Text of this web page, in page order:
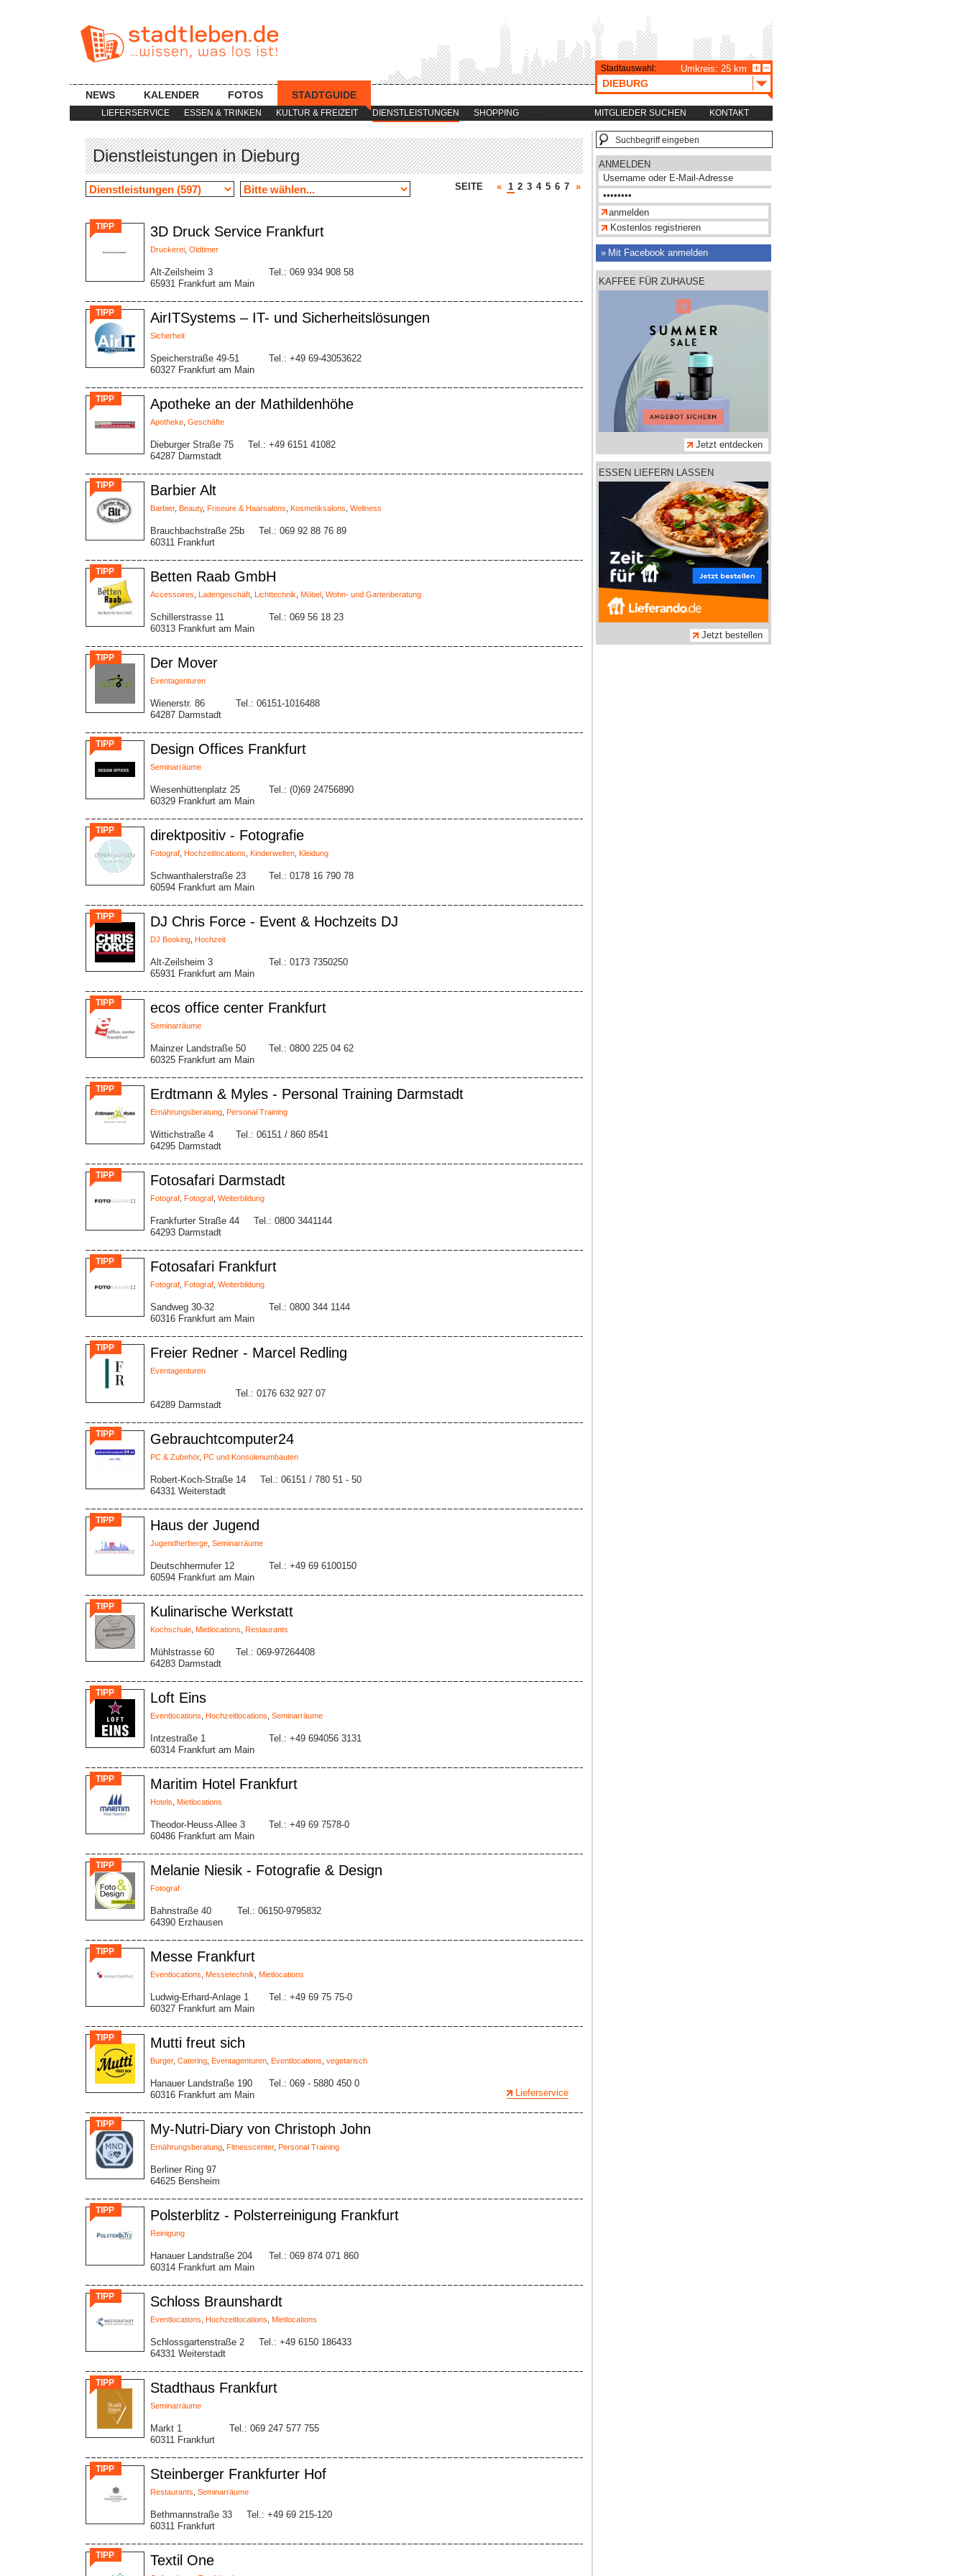
LIEFERSERVICE ESSEN & TRINKEN KULTUR & FREIZEIT DIENSTLEISTUNGEN SHOPPING MITGLIEDER SUCHEN KONTAKT
NEWS KALENDER FOTOS STADTGUIDE
Stadtauswahl: Umkreis: 25 km
DIEBURG
Dienstleistungen in Dieburg
SEITE « 1 2 3 4 5 6 7 »
TIPP 3D Druck Service Frankfurt
Druckerei Oldtimer
Alt-Zeilsheim 3
65931 Frankfurt am Main
Tel.: 069 934 908 58
TIPP AirITSystems – IT- und Sicherheitslösungen
Sicherheit
Speicherstraße 49-51
60327 Frankfurt am Main
Tel.: +49 69-43053622
TIPP Apotheke an der Mathildenhöhe
Apotheke Geschäfte
Dieburger Straße 75
64287 Darmstadt
Tel.: +49 6151 41082
TIPP Barbier Alt
Barbier, Beauty, Friseure & Haarsalons Kosmetiksalons Wellness
Brauchbachstraße 25b
60311 Frankfurt
Tel.: 069 92 88 76 89
TIPP Betten Raab GmbH
Accessoires Ladengeschäft Lichttechnik Möbel Wohn- und Gartenberatung
Schillerstrasse 11
60313 Frankfurt am Main
Tel.: 069 56 18 23
TIPP Der Mover
Eventagenturen
Wienerstr. 86
64287 Darmstadt
Tel.: 06151-1016488
TIPP Design Offices Frankfurt
Seminarräume
Wiesenhüttenplatz 25
60329 Frankfurt am Main
Tel.: (0)69 24756890
TIPP direktpositiv - Fotografie
Fotograf Hochzeitlocations Kinderwelten Kleidung
Schwanthalerstraße 23
60594 Frankfurt am Main
Tel.: 0178 16 790 78
TIPP DJ Chris Force - Event & Hochzeits DJ
DJ Booking Hochzeit
Alt-Zeilsheim 3
65931 Frankfurt am Main
Tel.: 0173 7350250
TIPP ecos office center Frankfurt
Seminarräume
Mainzer Landstraße 50
60325 Frankfurt am Main
Tel.: 0800 225 04 62
TIPP Erdtmann & Myles - Personal Training Darmstadt
Ernährungsberatung Personal Training
Wittichstraße 4
64295 Darmstadt
Tel.: 06151 / 860 8541
TIPP Fotosafari Darmstadt
Fotograf Fotograf Weiterbildung
Frankfurter Straße 44
64293 Darmstadt
Tel.: 0800 3441144
TIPP Fotosafari Frankfurt
Fotograf Fotograf Weiterbildung
Sandweg 30-32
60316 Frankfurt am Main
Tel.: 0800 344 1144
TIPP Freier Redner - Marcel Redling
Eventagenturen
64289 Darmstadt
Tel.: 0176 632 927 07
TIPP Gebrauchtcomputer24
PC & Zubehör, PC und Konsolenumbauten
Robert-Koch-Straße 14
64331 Weiterstadt
Tel.: 06151 / 780 51 - 50
TIPP Haus der Jugend
Jugendherberge Seminarräume
Deutschherrnufer 12
60594 Frankfurt am Main
Tel.: +49 69 6100150
TIPP Kulinarische Werkstatt
Kochschule Mietlocations Restaurants
Mühlstrasse 60
64283 Darmstadt
Tel.: 069-97264408
TIPP Loft Eins
Eventlocations Hochzeitlocations Seminarräume
Intzestraße 1
60314 Frankfurt am Main
Tel.: +49 694056 3131
TIPP Maritim Hotel Frankfurt
Hotels Mietlocations
Theodor-Heuss-Allee 3
60486 Frankfurt am Main
Tel.: +49 69 7578-0
TIPP Melanie Niesik - Fotografie & Design
Fotograf
Bahnstraße 40
64390 Erzhausen
Tel.: 06150-9795832
TIPP Messe Frankfurt
Eventlocations Messetechnik Mietlocations
Ludwig-Erhard-Anlage 1
60327 Frankfurt am Main
Tel.: +49 69 75 75-0
TIPP Mutti freut sich
Burger, Catering Eventagenturen Eventlocations vegetarisch
Hanauer Landstraße 190
60316 Frankfurt am Main
Tel.: 069 - 5880 450 0
Lieferservice
TIPP My-Nutri-Diary von Christoph John
Ernährungsberatung Fitnesscenter, Personal Training
Berliner Ring 97
64625 Bensheim
TIPP Polsterblitz - Polsterreinigung Frankfurt
Reinigung
Hanauer Landstraße 204
60314 Frankfurt am Main
Tel.: 069 874 071 860
TIPP Schloss Braunshardt
Eventlocations Hochzeitlocations Mietlocations
Schlossgartenstraße 2
64331 Weiterstadt
Tel.: +49 6150 186433
TIPP Stadthaus Frankfurt
Seminarräume
Markt 1
60311 Frankfurt
Tel.: 069 247 577 755
TIPP Steinberger Frankfurter Hof
Restaurants Seminarräume
Bethmannstraße 33
60311 Frankfurt
Tel.: +49 69 215-120
TIPP Textil One
ANMELDEN
Kostenlos registrieren
Mit Facebook anmelden
KAFFEE FÜR ZUHAUSE
Jetzt entdecken
ESSEN LIEFERN LASSEN
Jetzt bestellen